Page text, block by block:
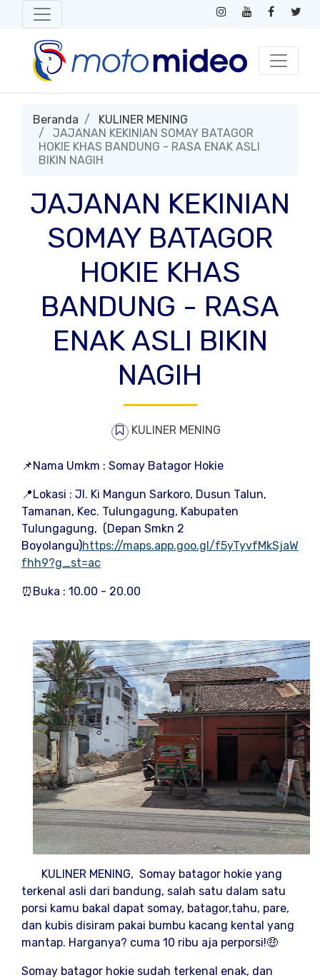
Beranda
KULINER MENING
JAJANAN KEKINIAN SOMAY BATAGOR
HOKIE KHAS BANDUNG - RASA ENAK ASLI
BIKIN NAGIH
JAJANAN KEKINIAN
SOMAY BATAGOR
HOKIE KHAS
BANDUNG - RASA
ENAK ASLI BIKIN
NAGIH
KULINER MENING
📌Nama Umkm : Somay Batagor Hokie
📍Lokasi : Jl. Ki Mangun Sarkoro, Dusun Talun,
Tamanan, Kec. Tulungagung, Kabupaten
Tulungagung, (Depan Smkn 2
Boyolangu)https://maps.app.goo.gl/f5yTyvfMkSjaW
fhh9?g_st=ac
⏰Buka : 10.00 - 20.00
KULINER MENING, Somay batagor hokie yang
terkenal asli dari bandung, salah satu dalam satu
porsi kamu bakal dapat somay, batagor,tahu, pare,
dan kubis disiram pakai bumbu kacang kental yang
mantap. Harganya? cuma 10 ribu aja perporsi!🤑
Somay batagor hokie sudah terkenal enak, dan